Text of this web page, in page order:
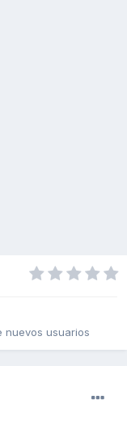
nuevos usuarios